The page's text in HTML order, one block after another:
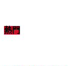
熱門